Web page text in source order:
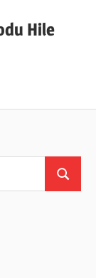
Hile
Search